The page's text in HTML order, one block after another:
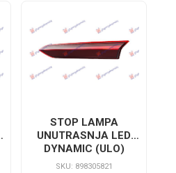
STOP LAMPA
UNUTRASNJA LED
DYNAMIC (ULO)
SKU: 898305821